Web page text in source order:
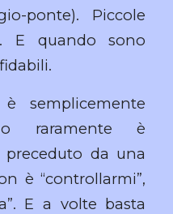
ponte). Piccole
E quando sono
semplicemente
raramente è
preceduto da una
è “controllarmi”,
E a volte basta